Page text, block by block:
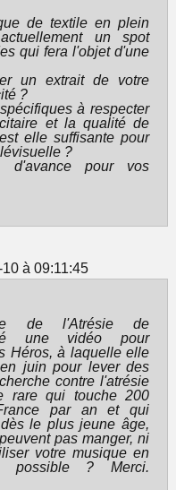
de textile en plein
un spot
qui fera l'objet d'une
un extrait de votre
?
à respecter
et la qualité de
elle suffisante pour
?
d'avance pour vos
à 09:11:45
de l'Atrésie de
une vidéo pour
Héros, à laquelle elle
juin pour lever des
contre l'atrésie
rare qui touche 200
par an et qui
le plus jeune âge,
pas manger, ni
votre musique en
possible ? Merci.